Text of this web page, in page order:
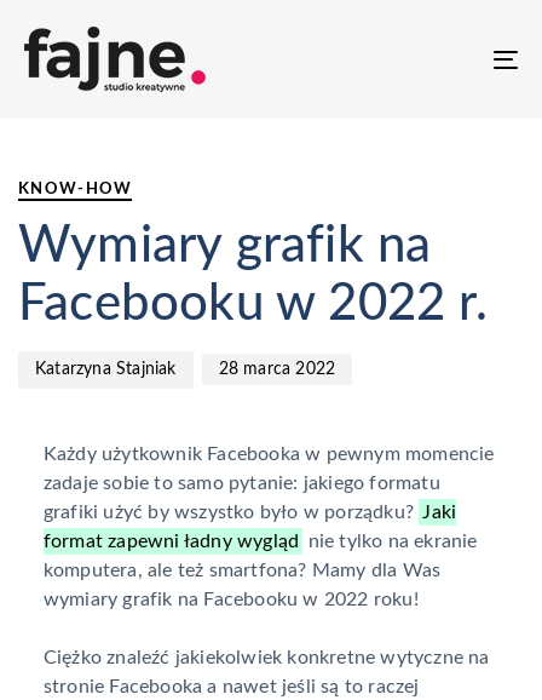
KNOW-HOW
Wymiary grafik na
Facebooku w 2022 r.
Katarzyna Stajniak 28 marca 2022
Każdy użytkownik Facebooka w pewnym momencie
zadaje sobie to samo pytanie: jakiego formatu
grafiki użyć by wszystko było w porządku? Jaki
format zapewni ładny wygląd
nie tylko na ekranie
komputera, ale też smartfona? Mamy dla Was
wymiary grafik na Facebooku w 2022 roku!
Ciężko znaleźć jakiekolwiek konkretne wytyczne na
stronie Facebooka a nawet jeśli są to raczej